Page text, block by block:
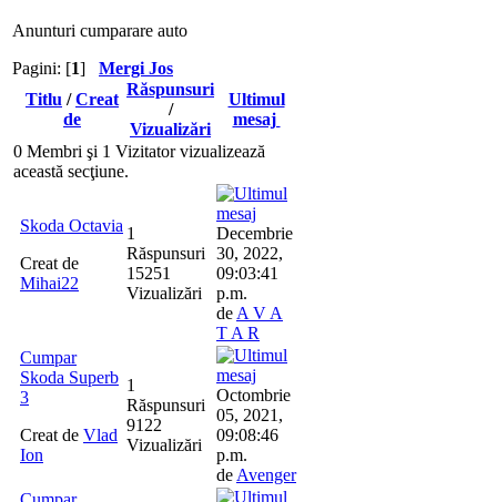
Anunturi cumparare auto
Pagini: [1] Mergi Jos
Titlu /Creat
de
Răspunsuri
/
Vizualizări
Ultimul
mesaj
0 Membri şi 1 Vizitator vizualizează
această secţiune.
Skoda Octavia
Creat de
Mihai22
1
Răspunsuri
15251
Vizualizări
Decembrie
30, 2022,
09:03:41
p.m.
de A V A
T A R
Cumpar
Skoda Superb
3
Creat de Vlad
Ion
1
Răspunsuri
9122
Vizualizări
Octombrie
05, 2021,
09:08:46
p.m.
de Avenger